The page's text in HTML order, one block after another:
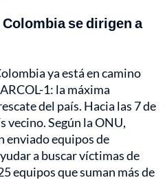
se dirigen a
ya está en camino
1: la máxima
del país. Hacia las 7 de
vecino. Según la ONU,
enviado equipos de
a buscar víctimas de
equipos que suman más de